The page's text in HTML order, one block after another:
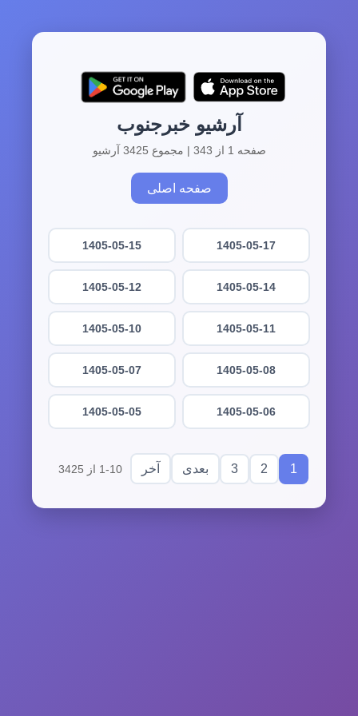
آرشیو خبرجنوب
صفحه 1 از 343 | مجموع 3425 آرشیو
صفحه اصلی
1405-05-17
1405-05-15
1405-05-14
1405-05-12
1405-05-11
1405-05-10
1405-05-08
1405-05-07
1405-05-06
1405-05-05
1
2
3 بعدی آخر 1-10 از 3425